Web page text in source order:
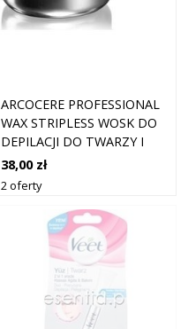
ARCOCERE PROFESSIONAL
WAX STRIPLESS WOSK DO
DEPILACJI DO TWARZY I
CIAŁA NATURAL 120 G
38,00 zł
2 oferty